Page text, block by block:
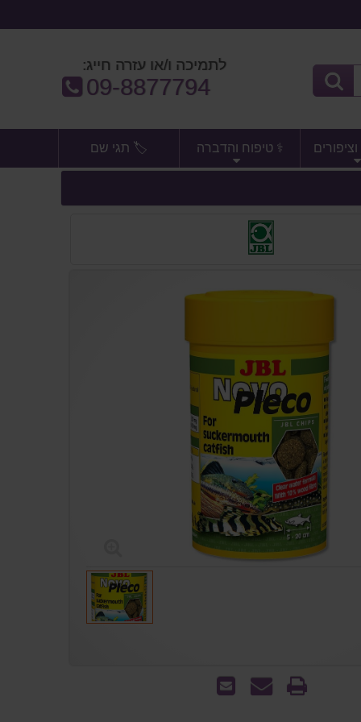
לתמיכה ו/או עזרה חייג:
טלפון:
09-8877794
⚕️ טיפוח והדברה 🏷️ תגי שם
שלח
שאל
הדפס